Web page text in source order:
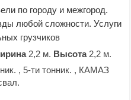
по городу и межгород.
любой сложности. Услуги
грузчиков
2,2 м. Высота2,2 м.
, 5-ти тонник. , КАМАЗ